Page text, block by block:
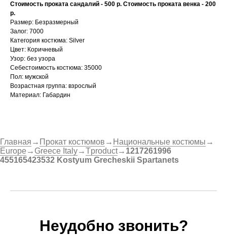
Стоимость проката сандалий - 500 р. Стоимость проката венка - 200
р.
Размер: Безразмерный
Залог: 7000
Категория костюма: Silver
Цвет: Коричневый
Узор: без узора
Себестоимость костюма: 35000
Пол: мужской
Возрастная группа: взрослый
Материал: Габардин
Главная → Прокат костюмов → Национальные костюмы →
Europe → Greece Italy→Tproduct→ 1217261996
455165423532 Kostyum Grecheskii Spartanets
Неудобно звонить?